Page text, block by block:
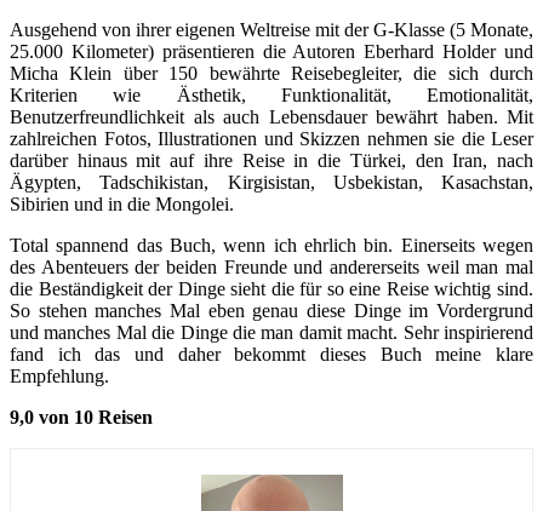
Ausgehend von ihrer eigenen Weltreise mit der G-Klasse (5 Monate,
25.000 Kilometer) präsentieren die Autoren Eberhard Holder und
Micha Klein über 150 bewährte Reisebegleiter, die sich durch
Kriterien wie Ästhetik, Funktionalität, Emotionalität,
Benutzerfreundlichkeit als auch Lebensdauer bewährt haben. Mit
zahlreichen Fotos, Illustrationen und Skizzen nehmen sie die Leser
darüber hinaus mit auf ihre Reise in die Türkei, den Iran, nach
Ägypten, Tadschikistan, Kirgisistan, Usbekistan, Kasachstan,
Sibirien und in die Mongolei.
Total spannend das Buch, wenn ich ehrlich bin. Einerseits wegen
des Abenteuers der beiden Freunde und andererseits weil man mal
die Beständigkeit der Dinge sieht die für so eine Reise wichtig sind.
So stehen manches Mal eben genau diese Dinge im Vordergrund
und manches Mal die Dinge die man damit macht. Sehr inspirierend
fand ich das und daher bekommt dieses Buch meine klare
Empfehlung.
9,0 von 10 Reisen